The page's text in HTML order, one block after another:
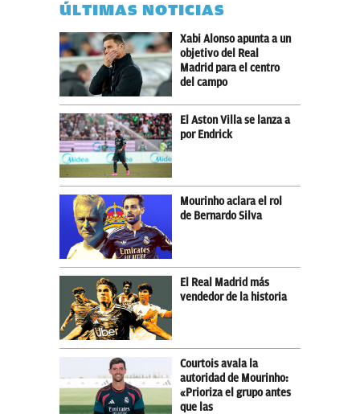
ÚLTIMAS NOTICIAS
Xabi Alonso apunta a un
objetivo del Real
Madrid para el centro
del campo
El Aston Villa se lanza a
por Endrick
Mourinho aclara el rol
de Bernardo Silva
El Real Madrid más
vendedor de la historia
Courtois avala la
autoridad de Mourinho:
«Prioriza el grupo antes
que las